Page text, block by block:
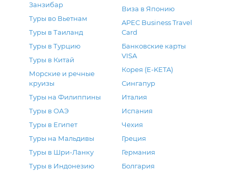
Занзибар
Туры во Вьетнам
Туры в Таиланд
Туры в Турцию
Туры в Китай
Морские и речные
круизы
Туры на Филиппины
Туры в ОАЭ
Туры в Египет
Туры на Мальдивы
Туры в Шри-Ланку
Туры в Индонезию
Виза в Японию
APEC Business Travel
Card
Банковские карты
VISA
Корея (E-KETA)
Сингапур
Италия
Испания
Чехия
Греция
Германия
Болгария